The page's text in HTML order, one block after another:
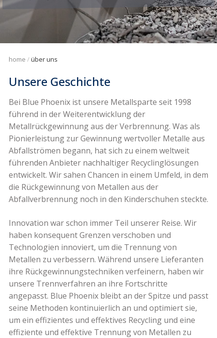
home über uns
Unsere Geschichte
Bei Blue Phoenix ist unsere Metallsparte seit 1998
führend in der Weiterentwicklung der
Metallrückgewinnung aus der Verbrennung. Was als
Pionierleistung zur Gewinnung wertvoller Metalle aus
Abfallströmen begann, hat sich zu einem weltweit
führenden Anbieter nachhaltiger Recyclinglösungen
entwickelt. Wir sahen Chancen in einem Umfeld, in dem
die Rückgewinnung von Metallen aus der
Abfallverbrennung noch in den Kinderschuhen steckte.
Innovation war schon immer Teil unserer Reise. Wir
haben konsequent Grenzen verschoben und
Technologien innoviert, um die Trennung von
Metallen zu verbessern. Während unsere Lieferanten
ihre Rückgewinnungstechniken verfeinern, haben wir
unsere Trennverfahren an ihre Fortschritte
angepasst. Blue Phoenix bleibt an der Spitze und passt
seine Methoden kontinuierlich an und optimiert sie,
um ein effizientes und effektives Recycling und eine
effiziente und effektive Trennung von Metallen zu